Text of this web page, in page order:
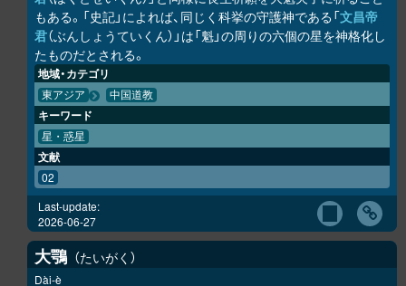
もある。「史記」によれば、同じく科挙の守護神である「文昌帝
君（ぶんしょうていくん）」は「魁」の周りの六個の星を神格化し
たものだとされる。
地域・カテゴリ
東アジア 中国道教
キーワード
星・惑星
文献
02
Last-update:
2026-06-27
大鶚 たいがく
Dài-è